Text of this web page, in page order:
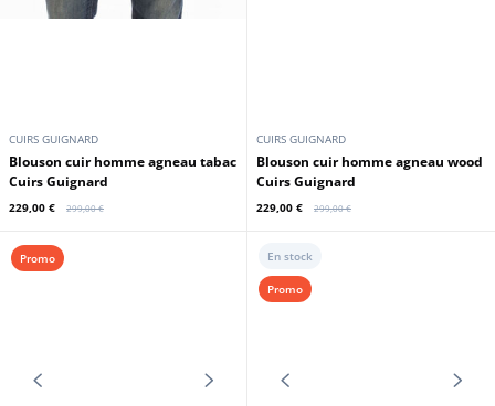
OAKWOOD
Blouson cuir capuche homme tan
Oakwood
229,00 € 279,00 €
REDSKINS
Blouson cuir homme rouge
Redskins
229,00 € 329,00 €
En stock Promo